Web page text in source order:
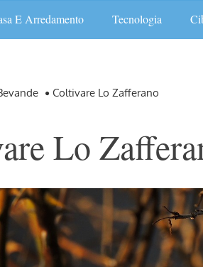
E Arredamento Tecnologia
Coltivare Lo Zafferano
Lo